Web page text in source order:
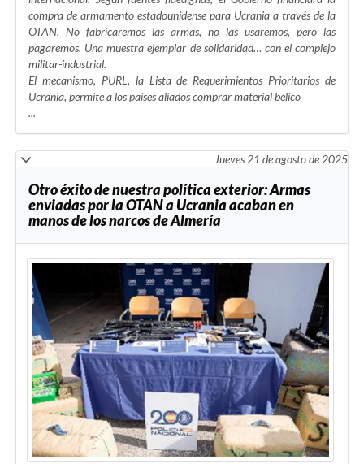
compra de armamento estadounidense para Ucrania a través de la
OTAN. No fabricaremos las armas, no las usaremos, pero las
pagaremos. Una muestra ejemplar de solidaridad… con el complejo
militar-industrial.
El mecanismo, PURL, la Lista de Requerimientos Prioritarios de
Ucrania, permite a los países aliados comprar material bélico
...
Jueves 21 de agosto de 2025
Otro éxito de nuestra política exterior: Armas
enviadas por la OTAN a Ucrania acaban en
manos de los narcos de Almería